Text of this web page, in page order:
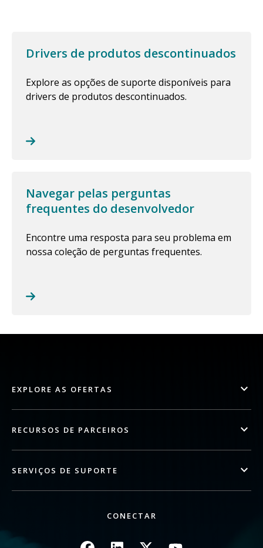
Drivers de produtos descontinuados
Explore as opções de suporte disponíveis para
drivers de produtos descontinuados.
Navegar pelas perguntas
frequentes do desenvolvedor
Encontre uma resposta para seu problema em
nossa coleção de perguntas frequentes.
EXPLORE AS OFERTAS
RECURSOS DE PARCEIROS
SERVIÇOS DE SUPORTE
CONECTAR